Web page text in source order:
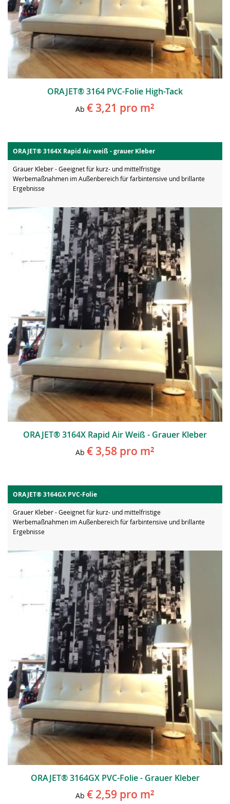
ORAJET® 3164 PVC-Folie High-Tack
Ab € 3,21 pro m²
ORAJET® 3164X Rapid Air weiß - grauer Kleber
Grauer Kleber - Geeignet für kurz- und mittelfristige
Werbemaßnahmen im Außenbereich für farbintensive und brillante
Ergebnisse
ORAJET® 3164X Rapid Air Weiß - Grauer Kleber
Ab € 3,58 pro m²
ORAJET® 3164GX PVC-Folie
Grauer Kleber - Geeignet für kurz- und mittelfristige
Werbemaßnahmen im Außenbereich für farbintensive und brillante
Ergebnisse
ORAJET® 3164GX PVC-Folie - Grauer Kleber
Ab € 2,59 pro m²